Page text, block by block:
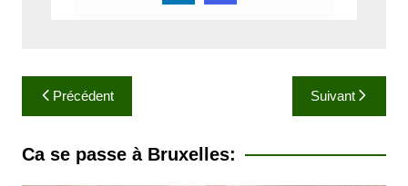
a
v
Précédent Suivant
Ca se passe à Bruxelles: